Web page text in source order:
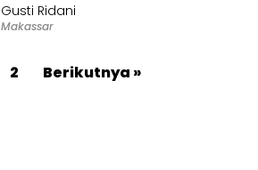
Gusti Ridani
Makassar
2 Berikutnya »